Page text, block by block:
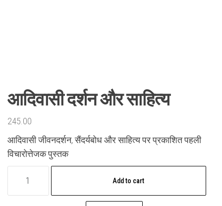
आदिवासी दर्शन और साहित्य
245.00
आदिवासी जीवनदर्शन, सैंदर्यबोध और साहित्य पर प्रकाशित पहली
विचारोत्तेजक पुस्तक
Add to cart